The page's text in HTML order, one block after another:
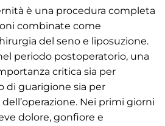
è una procedura completa
combinate come
del seno e liposuzione.
periodo postoperatorio, una
critica sia per
di guarigione sia per
Nei primi giorni
dolore, gonfiore e